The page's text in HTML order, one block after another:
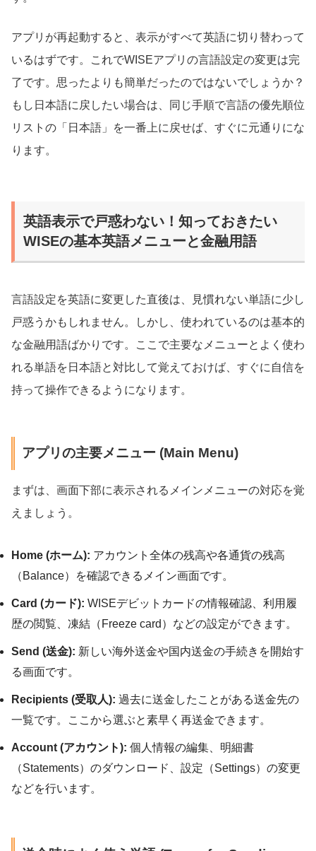
アプリが再起動すると、表示がすべて英語に切り替わって
いるはずです。これでWISEアプリの言語設定の変更は完
了です。思ったよりも簡単だったのではないでしょうか？
もし日本語に戻したい場合は、同じ手順で言語の優先順位
リストの「日本語」を一番上に戻せば、すぐに元通りにな
ります。
英語表示で戸惑わない！知っておきたい
WISEの基本英語メニューと金融用語
言語設定を英語に変更した直後は、見慣れない単語に少し
戸惑うかもしれません。しかし、使われているのは基本的
な金融用語ばかりです。ここで主要なメニューとよく使わ
れる単語を日本語と対比して覚えておけば、すぐに自信を
持って操作できるようになります。
アプリの主要メニュー (Main Menu)
まずは、画面下部に表示されるメインメニューの対応を覚
えましょう。
Home (ホーム): アカウント全体の残高や各通貨の残高
（Balance）を確認できるメイン画面です。
Card (カード): WISEデビットカードの情報確認、利用履
歴の閲覧、凍結（Freeze card）などの設定ができます。
Send (送金): 新しい海外送金や国内送金の手続きを開始す
る画面です。
Recipients (受取人): 過去に送金したことがある送金先の
一覧です。ここから選ぶと素早く再送金できます。
Account (アカウント): 個人情報の編集、明細書
（Statements）のダウンロード、設定（Settings）の変更
などを行います。